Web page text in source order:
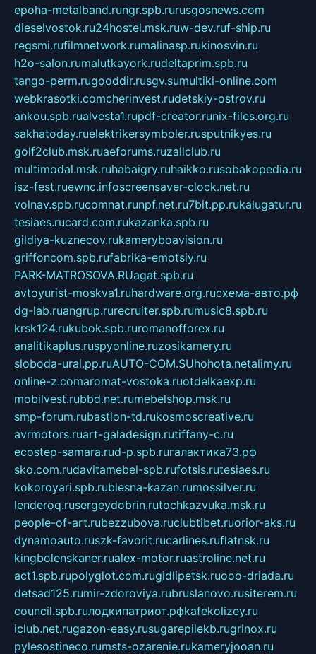
epoha-metalband.rungr.spb.rurusgosnews.com
dieselvostok.ru24hostel.msk.ruw-dev.ruf-ship.ru
regsmi.rufilmnetwork.rumalinasp.rukinosvin.ru
h2o-salon.rumalutkayork.rudeltaprim.spb.ru
tango-perm.rugooddir.rusgv.sumultiki-online.com
webkrasotki.comcherinvest.rudetskiy-ostrov.ru
ankou.spb.rualvesta1.rupdf-creator.runix-files.org.ru
sakhatoday.ruelektrikersymboler.rusputnikyes.ru
golf2club.msk.ruaeforums.ruzallclub.ru
multimodal.msk.ruhabaigry.ruhaikko.rusobakopedia.ru
isz-fest.ruewnc.infoscreensaver-clock.net.ru
volnav.spb.rucomnat.runpf.net.ru7bit.pp.rukalugatur.ru
tesiaes.rucard.com.rukazanka.spb.ru
gildiya-kuznecov.rukameryboavision.ru
griffoncom.spb.rufabrika-emotsiy.ru
PARK-MATROSOVA.RUagat.spb.ru
avtoyurist-moskva1.ruhardware.org.ruсхема-авто.рф
dg-lab.ruangrup.rurecruiter.spb.rumusic8.spb.ru
krsk124.rukubok.spb.ruromanofforex.ru
analitikaplus.ruspyonline.ruzosikamery.ru
sloboda-ural.pp.ruAUTO-COM.SUhohota.netalimy.ru
online-z.comaromat-vostoka.ruotdelkaexp.ru
mobilvest.rubbd.net.rumebelshop.msk.ru
smp-forum.rubastion-td.rukosmoscreative.ru
avrmotors.ruart-galadesign.rutiffany-c.ru
ecostep-samara.rud-p.spb.ruгалактика73.рф
sko.com.rudavitamebel-spb.rufotsis.rutesiaes.ru
kokoroyari.spb.rublesna-kazan.rumossilver.ru
lenderoq.rusergeydobrin.rutochkazvuka.msk.ru
people-of-art.rubezzubova.ruclubtibet.ruorior-aks.ru
dynamoauto.ruszk-favorit.rucarlines.ruflatnsk.ru
kingbolenskaner.rualex-motor.ruastroline.net.ru
act1.spb.rupolyglot.com.rugidlipetsk.ruooo-driada.ru
detsad125.rumir-zdoroviya.rubruslanovo.rusiterem.ru
council.spb.ruлодкипатриот.рфkafekolizey.ru
iclub.net.rugazon-easy.rusugarepilekb.rugrinox.ru
pylesostineco.rumsts-ozarenie.rukameryjooan.ru